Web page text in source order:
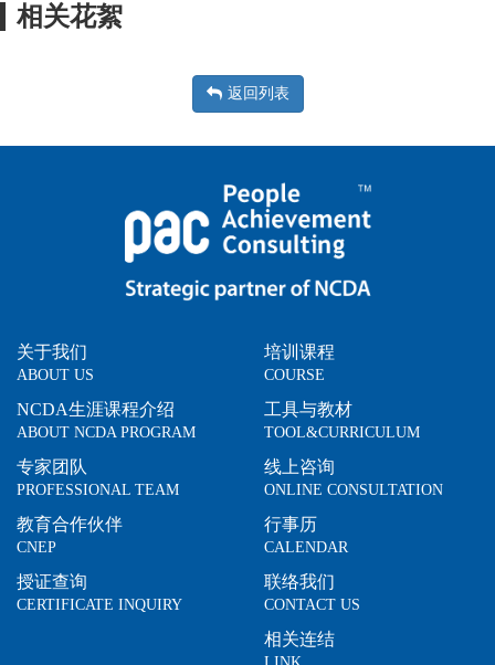
相关花絮
返回列表
关于我们
ABOUT US
NCDA生涯课程介绍
ABOUT NCDA PROGRAM
专家团队
PROFESSIONAL TEAM
教育合作伙伴
CNEP
授证查询
CERTIFICATE INQUIRY
培训课程
COURSE
工具与教材
TOOL&CURRICULUM
线上咨询
ONLINE CONSULTATION
行事历
CALENDAR
联络我们
CONTACT US
相关连结